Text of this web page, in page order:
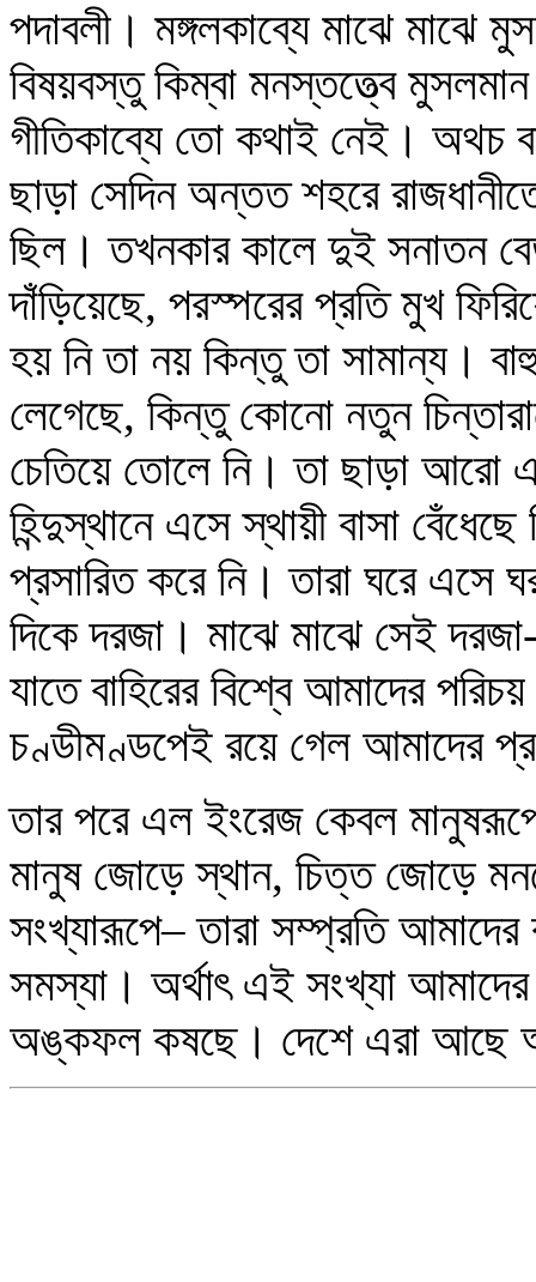
পদাবলী। মঙ্গলকাব্যে মাঝে মাঝে
বিষয়বস্তু কিম্বা মনস্তত্ত্বে
গীতিকাব্যে তো কথাই নেই। অথচ
ছাড়া সেদিন অন্তত শহরে
ছিল। তখনকার কালে দুই সনাতন
দাঁড়িয়েছে, পরস্পরের প্রতি মুখ
হয় নি তা নয় কিন্তু তা সামান্য।
লেগেছে, কিন্তু কোনো নতুন
চেতিয়ে তোলে নি। তা ছাড়া আরো
হিন্দুস্থানে এসে স্থায়ী বাসা
প্রসারিত করে নি। তারা ঘরে এসে
দিকে দরজা। মাঝে মাঝে সেই
যাতে বাহিরের বিশ্বে আমাদের
চণ্ডীমণ্ডপেই রয়ে গেল আমাদের
তার পরে এল ইংরেজ কেবল
মানুষ জোড়ে স্থান, চিত্ত জোড়ে
সংখ্যারূপে– তারা সম্প্রতি আমাদের
সমস্যা। অর্থাৎ এই সংখ্যা
অঙ্কফল কষছে। দেশে এরা আছে